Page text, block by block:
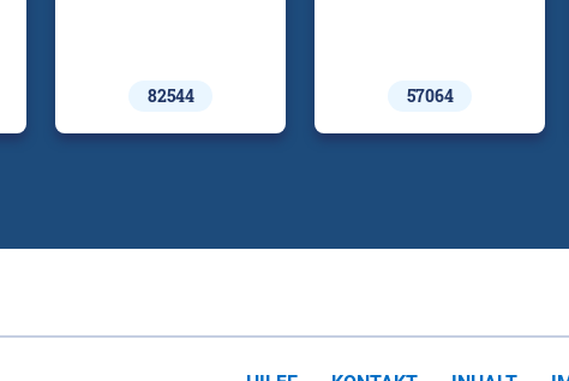
82544 57064